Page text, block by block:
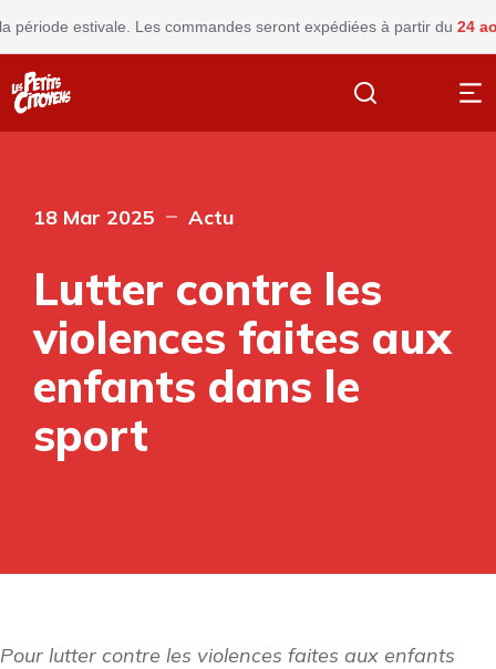
Les commandes seront expédiées à partir du 24 août
18 Mar 2025 Actu
Lutter contre les
violences faites aux
enfants dans le
sport
Pour lutter contre les violences faites aux enfants